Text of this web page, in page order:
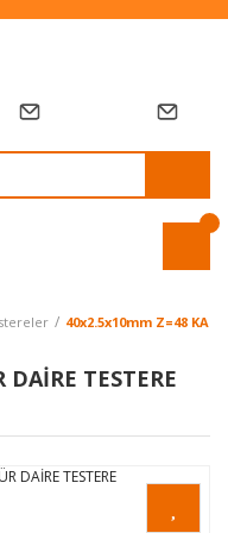
2 Taksit!
40x2.5x10mm Z=48
TESTERE